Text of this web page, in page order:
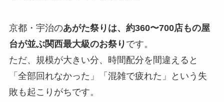
京都・宇治のあがた祭りは、約360〜700店もの屋
台が並ぶ関西最大級のお祭り です。
ただ、規模が大きい分、時間配分を間違えると
「全部回れなかった」「混雑で疲れた」という失
敗も起こりがちです。